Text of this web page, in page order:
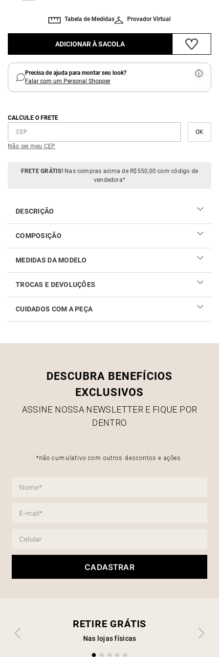
Provador Virtual
Tabela de Medidas
ADICIONAR À SACOLA
Precisa de ajuda para montar seu look?
Falar com um Personal Shopper
CALCULE O FRETE
Não sei meu CEP
FRETE GRÁTIS!Nas compras acima de R$550,00 com código de
vendedora*
DESCRIÇÃO
COMPOSIÇÃO
MEDIDAS DA MODELO
TROCAS E DEVOLUÇÕES
Realizar sua troca ou devolução é fácil. Confira maiores
informações nolink
CUIDADOS COM A PEÇA
DESCUBRA BENEFÍCIOS
EXCLUSIVOS
ASSINE NOSSA NEWSLETTER E FIQUE POR
DENTRO
*não cumulativo com outros descontos e ações.
CADASTRAR
RETIRE GRÁTIS
Nas lojas físicas